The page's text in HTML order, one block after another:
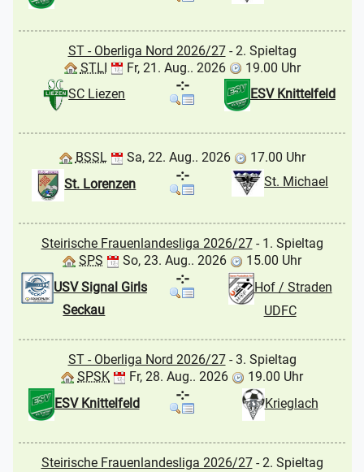
ST - Oberliga Nord 2026/27- 2. Spieltag
STLI
Fr, 21. Aug.. 2026
19.00 Uhr
SC Liezen
ESV Knittelfeld
-:-
BSSL Sa, 22. Aug.. 2026
17.00 Uhr
St. Lorenzen
St. Michael
-:-
Steirische Frauenlandesliga 2026/27- 1. Spieltag
SPS
So, 23. Aug.. 2026
15.00 Uhr
USV Signal Girls
Seckau
Hof / Straden
UDFC
-:-
ST - Oberliga Nord 2026/27- 3. Spieltag
SPSK
Fr, 28. Aug.. 2026
19.00 Uhr
ESV Knittelfeld
Krieglach
-:-
Steirische Frauenlandesliga 2026/27- 2. Spieltag